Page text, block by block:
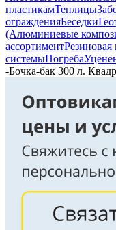
пластикамТеплицы
огражденияБеседки
(Алюминиевые
ассортиментРезиновая
системыПогреба
-Бочка-бак 300 л.